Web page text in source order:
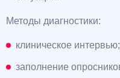
Методы диагностики:
клиническое интервью;
заполнение